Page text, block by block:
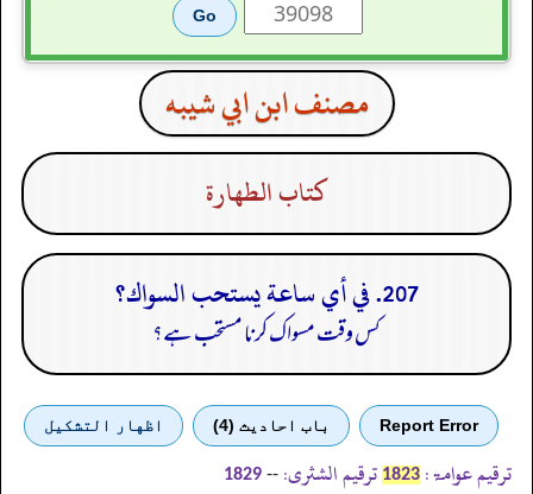
مصنف ابن ابي شيبه
كتاب الطهارة
207. في أي ساعة يستحب السواك؟
کس وقت مسواک کرنا مستحب ہے؟
Report Error باب احادیث (4) اظهار التشكيل
ترقیم عوامۃ: 1823 ترقیم الشثری: --
1829